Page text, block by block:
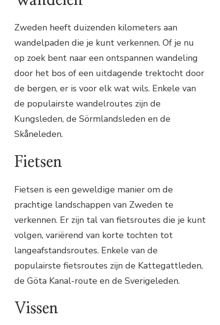
Zweden heeft duizenden kilometers aan
wandelpaden die je kunt verkennen. Of je nu
op zoek bent naar een ontspannen wandeling
door het bos of een uitdagende trektocht door
de bergen, er is voor elk wat wils. Enkele van
de populairste wandelroutes zijn de
Kungsleden, de Sörmlandsleden en de
Skåneleden.
Fietsen
Fietsen is een geweldige manier om de
prachtige landschappen van Zweden te
verkennen. Er zijn tal van fietsroutes die je kunt
volgen, variërend van korte tochten tot
langeafstandsroutes. Enkele van de
populairste fietsroutes zijn de Kattegattleden,
de Göta Kanal-route en de Sverigeleden.
Vissen